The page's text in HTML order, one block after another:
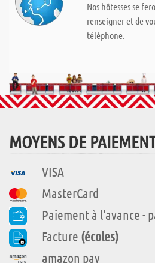
Nos hôtesses se
renseigner et de
téléphone.
MOYENS DE
VISA
MasterCard
Paiement à l'avance -
Facture (écoles)
amazon pay